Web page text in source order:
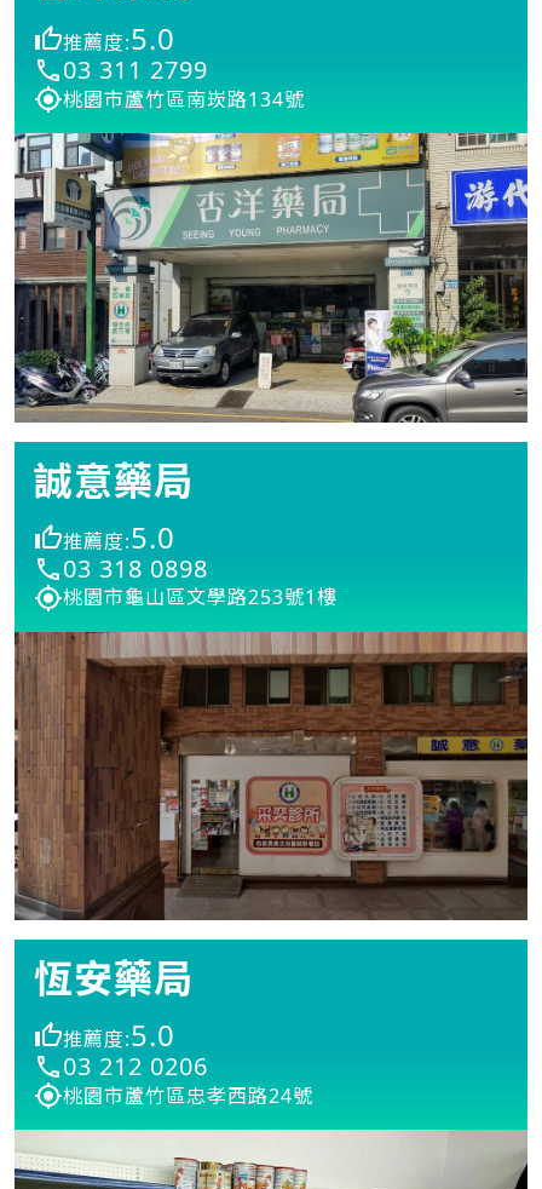
推薦度:5.0
03 311 2799
桃園市蘆竹區南崁路134號
誠意藥局
推薦度:5.0
03 318 0898
桃園市龜山區文學路253號1樓
恆安藥局
推薦度:5.0
03 212 0206
桃園市蘆竹區忠孝西路24號